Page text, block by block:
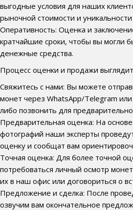
выгодные условия для наших
рыночной стоимости и
Оперативность: Оценка и
кратчайшие сроки, чтобы вы могли
денежные средства.
Процесс оценки и продажи
Свяжитесь с нами: Вы можете
монет через WhatsApp/Telegram
либо позвонить для
Предварительная оценка: На
фотографий наши эксперты
оценку и сообщат вам
Точная оценка: Для более точной
потребоваться личный осмотр
их в наш офис или договориться о
Предложение и сделка: После
озвучим вам окончательное